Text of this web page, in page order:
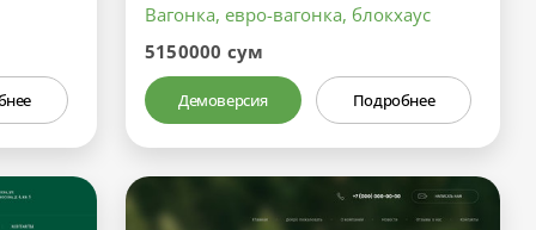
Вагонка, евро-вагонка, блокхаус
5150000 сум
Демоверсия Подробнее